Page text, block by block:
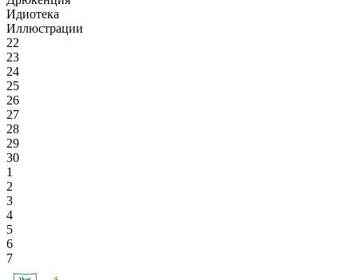
Идиотека
Иллюстрации
22
23
24
25
26
27
28
29
30
1
2
3
4
5
6
7